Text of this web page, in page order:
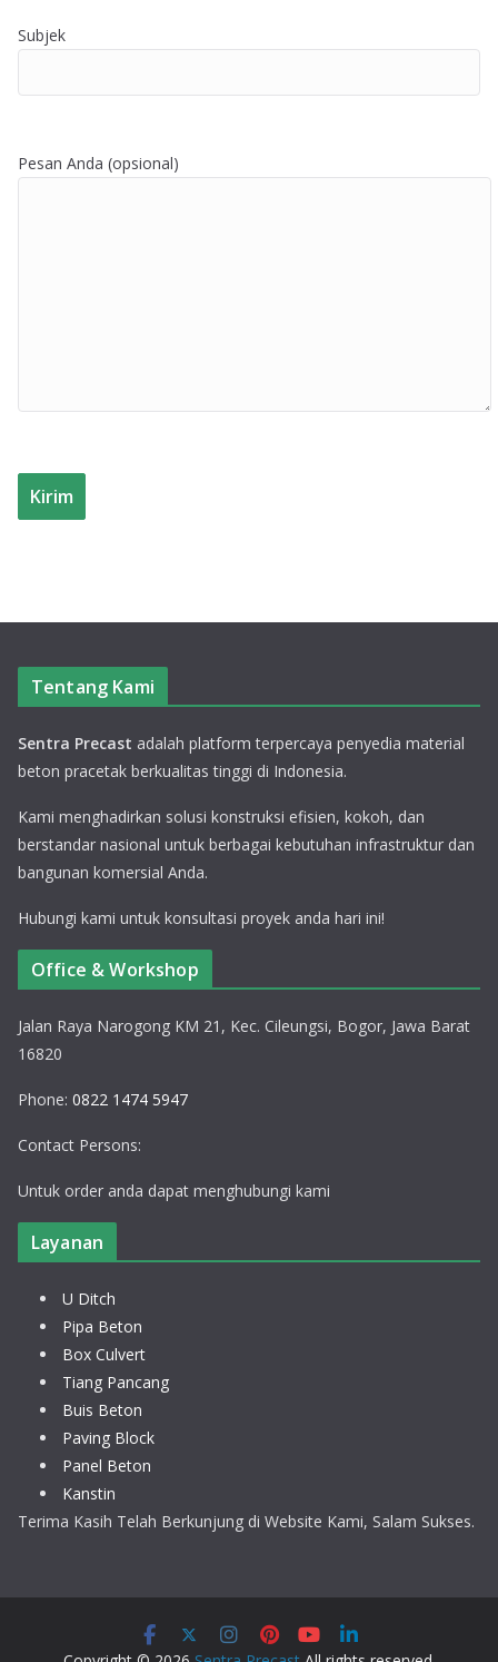
Subjek
Pesan Anda (opsional)
Tentang Kami
Sentra Precast adalah platform terpercaya penyedia material
beton pracetak berkualitas tinggi di Indonesia.
Kami menghadirkan solusi konstruksi efisien, kokoh, dan
berstandar nasional untuk berbagai kebutuhan infrastruktur dan
bangunan komersial Anda.
Hubungi kami untuk konsultasi proyek anda hari ini!
Office & Workshop
Jalan Raya Narogong KM 21, Kec. Cileungsi, Bogor, Jawa Barat
16820
Phone: 0822 1474 5947
Contact Persons:
Untuk order anda dapat menghubungi kami
Layanan
U Ditch
Pipa Beton
Box Culvert
Tiang Pancang
Buis Beton
Paving Block
Panel Beton
Kanstin
Terima Kasih Telah Berkunjung di Website Kami, Salam Sukses.